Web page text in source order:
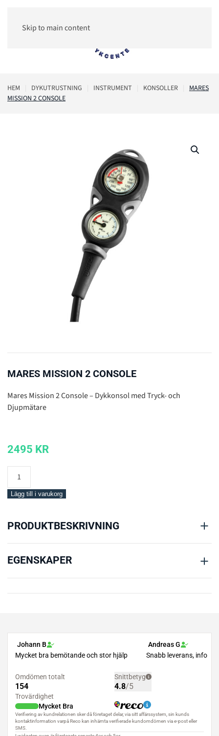
Skip to main content
HEM DYKUTRUSTNING INSTRUMENT KONSOLLER
MARES
MISSION 2 CONSOLE
MARES MISSION 2 CONSOLE
Mares Mission 2 Console – Dykkonsol med Tryck- och
Djupmätare
2495 KR
Mares
Lägg till i varukorg
PRODUKTBESKRIVNING
EGENSKAPER